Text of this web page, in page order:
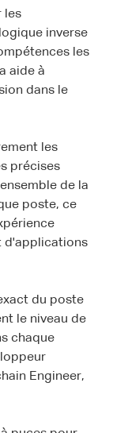
les
inverse
les
aide à
dans le
les
précises
de la
poste, ce
d'applications
du poste
le niveau de
chaque
Engineer,